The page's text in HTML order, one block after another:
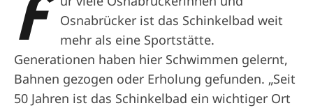
Osnabrücker ist das Schinkelbad weit
mehr als eine Sportstätte.
Generationen haben hier Schwimmen gelernt,
Bahnen gezogen oder Erholung gefunden. „Seit
50 Jahren ist das Schinkelbad ein wichtiger Ort